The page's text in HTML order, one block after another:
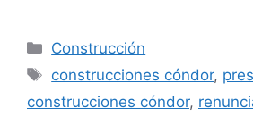
Categorías
Construcción
Etiquetas
construcciones cóndor,
construcciones cóndor,